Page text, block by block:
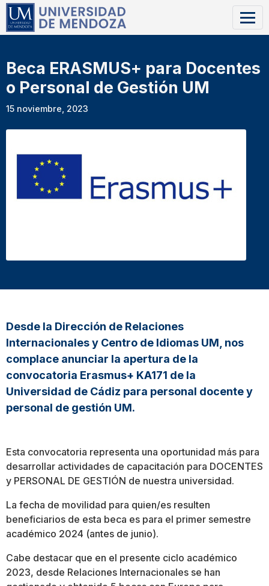
Beca ERASMUS+ para Docentes
o Personal de Gestión UM
15 noviembre, 2023
Desde la Dirección de Relaciones
Internacionales y Centro de Idiomas UM, nos
complace anunciar la apertura de la
convocatoria Erasmus+ KA171 de la
Universidad de Cádiz para personal docente y
personal de gestión UM.
Esta convocatoria representa una oportunidad más para
desarrollar actividades de capacitación para DOCENTES
y PERSONAL DE GESTIÓN de nuestra universidad.
La fecha de movilidad para quien/es resulten
beneficiarios de esta beca es para el primer semestre
académico 2024 (antes de junio).
Cabe destacar que en el presente ciclo académico
2023, desde Relaciones Internacionales se han